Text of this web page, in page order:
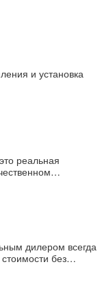
и установка
реальная
дилером всегда
без…